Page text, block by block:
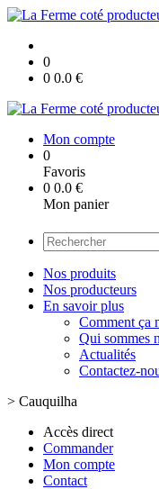
0
0 0.0 €
Mon compte
0
Favoris
0 0.0 €
Mon panier
Nos produits
Nos producteurs
En savoir plus
Comment ça
Qui sommes
Actualités
Contactez-
> Cauquilha
Accès direct
Commander
Mon compte
Contact